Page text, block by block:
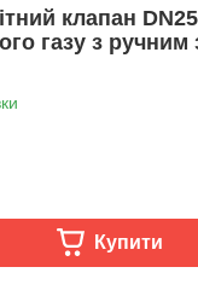
клапан
газу з ручним
Купити